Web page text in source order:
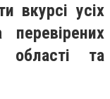
вкурсі усіх
області та